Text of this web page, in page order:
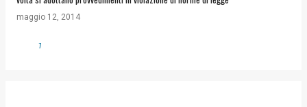
maggio 12, 2014
7